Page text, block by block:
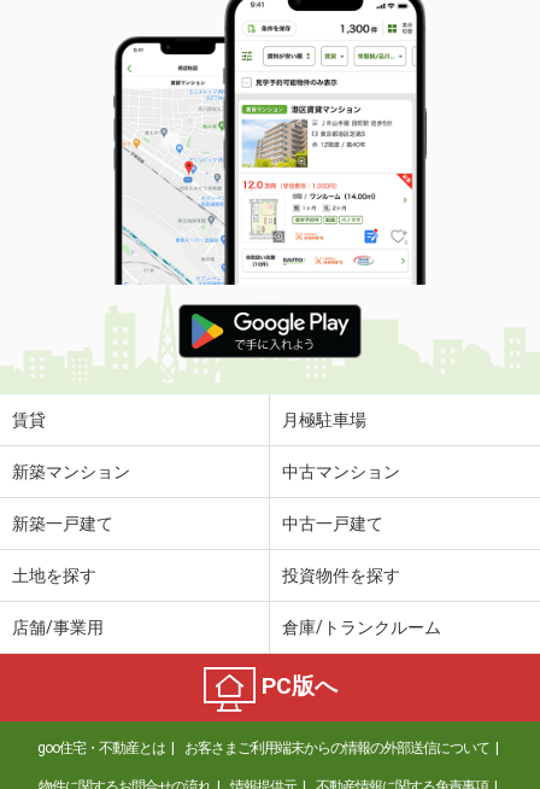
賃貸 月極駐車場
新築マンション 中古マンション
新築一戸建て 中古一戸建て
土地を探す 投資物件を探す
店舗/事業用 倉庫/トランクルーム
PC版へ
goo住宅・不動産とは お客さまご利用端末からの情報の外部送信について